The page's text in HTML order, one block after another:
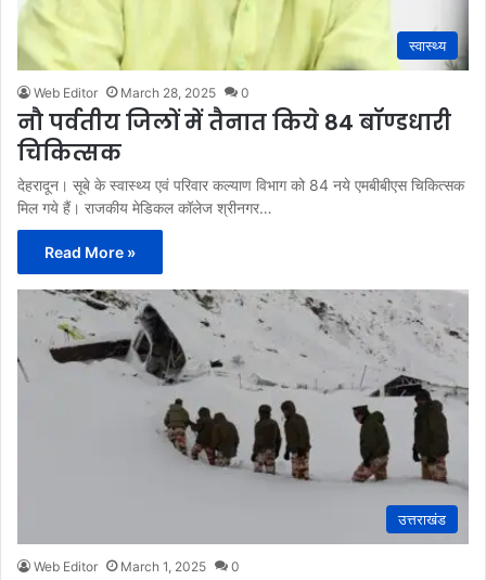
स्वास्थ्य
Web Editor March 28, 2025 0
नौ पर्वतीय जिलों में तैनात किये 84 बॉण्डधारी
चिकित्सक
देहरादून। सूबे के स्वास्थ्य एवं परिवार कल्याण विभाग को 84 नये एमबीबीएस चिकित्सक
मिल गये हैं। राजकीय मेडिकल कॉलेज श्रीनगर…
Read More »
उत्तराखंड
Web Editor March 1, 2025 0